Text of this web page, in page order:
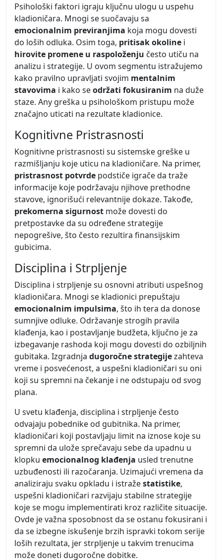
Psihološki faktori igraju ključnu ulogu u uspehu
kladioničara. Mnogi se suočavaju sa
emocionalnim previranjima koja mogu dovesti
do loših odluka. Osim toga, pritisak okoline i
hirovite promene u raspoloženju često utiču na
analizu i strategije. U ovom segmentu istražujemo
kako pravilno upravljati svojim mentalnim
stavovima i kako seodržati fokusiranim na duže
staze. Any greška u psihološkom pristupu može
značajno uticati na rezultate kladionice.
Kognitivne Pristrasnosti
Kognitivne pristrasnosti su sistemske greške u
razmišljanju koje uticu na kladioničare. Na primer,
pristrasnost potvrde podstiče igrače da traže
informacije koje podržavaju njihove prethodne
stavove, ignorišući relevantnije dokaze. Takođe,
prekomerna sigurnost može dovesti do
pretpostavke da su određene strategije
nepogrešive, što često rezultira finansijskim
gubicima.
Disciplina i Strpljenje
Disciplina i strpljenje su osnovni atributi uspešnog
kladioničara. Mnogi se kladionici prepuštaju
emocionalnim impulsima, što ih tera da donose
sumnjive odluke. Održavanje strogih pravila
klađenja, kao i postavljanje budžeta, ključno je za
izbegavanje rashoda koji mogu dovesti do ozbiljnih
gubitaka. Izgradnja dugoročne strategijezahteva
vreme i posvećenost, a uspešni kladioničari su oni
koji su spremni na čekanje i ne odstupaju od svog
plana.
U svetu klađenja, disciplina i strpljenje često
odvajaju pobednike od gubitnika. Na primer,
kladioničari koji postavljaju limit na iznose koje su
spremni da ulože sprečavaju sebe da upadnu u
klopku emocionalnog klađenja usled trenutne
uzbuđenosti ili razočaranja. Uzimajući vremena da
analiziraju svaku opkladu i istražestatistike,
uspešni kladioničari razvijaju stabilne strategije
koje se mogu implementirati kroz različite situacije.
Ovde je važna sposobnost da se ostanu fokusirani i
da se izbegne iskušenje brzih ispravki tokom serije
loših rezultata, jer strpljenje u takvim trenucima
može doneti dugoročne dobitke.